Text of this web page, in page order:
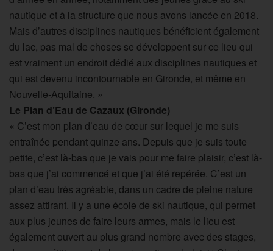
nautique et à la structure que nous avons lancée en 2018.
Mais d’autres disciplines nautiques bénéficient également
du lac, pas mal de choses se développent sur ce lieu qui
est vraiment un endroit dédié aux disciplines nautiques et
qui est devenu incontournable en Gironde, et même en
Nouvelle-Aquitaine. »
Le Plan d’Eau de Cazaux (Gironde)
« C’est mon plan d’eau de cœur sur lequel je me suis
entraînée pendant quinze ans. Depuis que je suis toute
petite, c’est là-bas que je vais pour me faire plaisir, c’est là-
bas que j’ai commencé et que j’ai été repérée. C’est un
plan d’eau très agréable, dans un cadre de pleine nature
assez attirant. Il y a une école de ski nautique, qui permet
aux plus jeunes de faire leurs armes, mais le lieu est
également ouvert au plus grand nombre avec des stages,